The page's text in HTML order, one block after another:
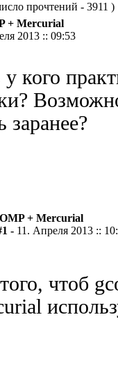
прочтений - 3911 )
+ Mercurial
2013 :: 09:53
у кого
заранее?
+ Mercurial
- 11. Апреля 2013 ::
чтоб